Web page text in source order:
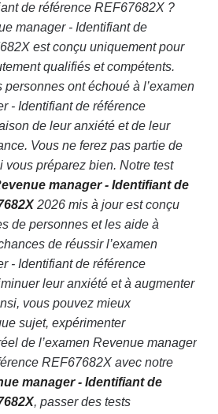
de référence REF67682X ?
manager - Identifiant de
est conçu uniquement pour
qualifiés et compétents.
personnes ont échoué à l’examen
- Identifiant de référence
de leur anxiété et de leur
Vous ne ferez pas partie de
vous préparez bien. Notre test
manager - Identifiant de
2026 mis à jour est conçu
de personnes et les aide à
de réussir l’examen
- Identifiant de référence
leur anxiété et à augmenter
vous pouvez mieux
sujet, expérimenter
de l’examen Revenue manager
REF67682X avec notre
manager - Identifiant de
, passer des tests